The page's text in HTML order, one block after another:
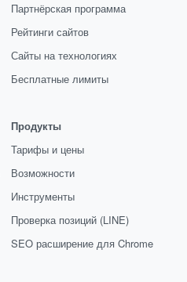
Партнёрская программа
Рейтинги сайтов
Сайты на технологиях
Бесплатные лимиты
Продукты
Тарифы и цены
Возможности
Инструменты
Проверка позиций (LINE)
SEO расширение для Chrome